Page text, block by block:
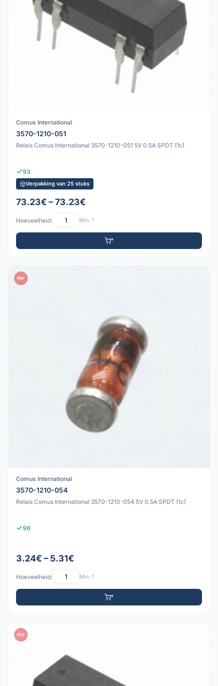
Comus International
3570-1210-051
Relais Comus International 3570-1210-051 5V 0.5A SPDT (1c)
93
Verpakking van 25 stuks
73.23€ – 73.23€
Hoeveelheid: Min: 1
PDF
Comus International
3570-1210-054
Relais Comus International 3570-1210-054 5V 0.5A SPDT (1c)
96
3.24€ – 5.31€
Hoeveelheid: Min: 1
PDF